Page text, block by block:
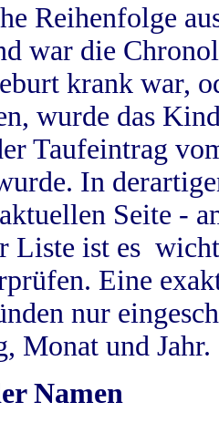
Reihenfolge
war die
krank war,
wurde das
Taufeintrag
In
Seite -
Liste ist es
Eine
nur
Monat und Jahr.
Namen